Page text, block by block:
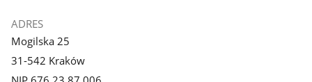
ADRES
Mogilska 25
31-542 Kraków